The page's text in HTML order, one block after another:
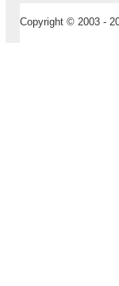
Copyright © 2003 -